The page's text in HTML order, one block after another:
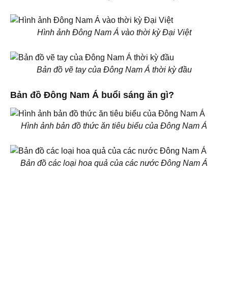
Hình ảnh Đông Nam Á vào thời kỳ Đại Việt
Bản đồ vẽ tay của Đông Nam Á thời kỳ đầu
Bản đồ Đông Nam Á buổi sáng ăn gì?
Hình ảnh bản đồ thức ăn tiêu biểu của Đông Nam Á
Bản đồ các loại hoa quả của các nước Đông Nam Á